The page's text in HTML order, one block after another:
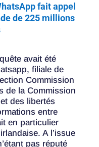
fait appel
de 225 millions
avait été
filiale de
Commission
de la Commission
des libertés
entre
en particulier
A l’issue
pas réputé